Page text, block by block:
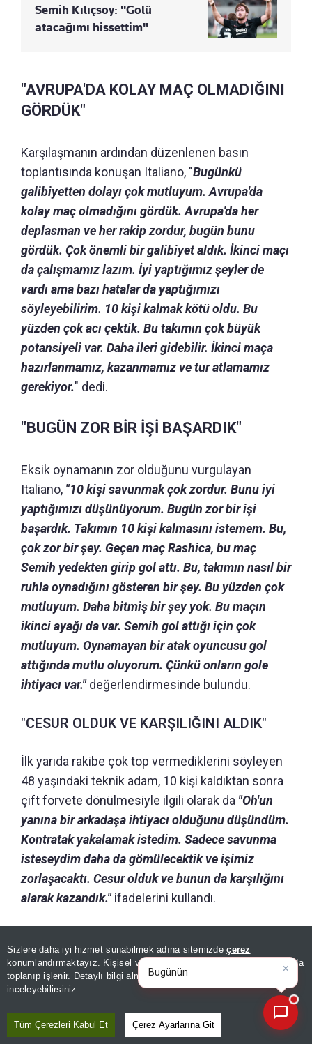
Sizlere daha iyi hizmet sunabilmek adına sitemizdeçerez
konumlandırmaktayız. Kişisel verileriniz, KVKK ve GDPR kapsamında
toplanıp işlenir. Detaylı bilgi almak içinAydınlatma Metnimizi
inceleyebilirsiniz.
Tüm Çerezleri Kabul Et Çerez Ayarlarına Git
Semih Kılıçsoy: "Golü
atacağımı hissettim"
"AVRUPA'DA KOLAY MAÇ OLMADIĞINI
GÖRDÜK"
Karşılaşmanın ardından düzenlenen basın
toplantısında konuşan Italiano, "Bugünkü
galibiyetten dolayı çok mutluyum. Avrupa'da
kolay maç olmadığını gördük. Avrupa'da her
deplasman ve her rakip zordur, bugün bunu
gördük. Çok önemli bir galibiyet aldık. İkinci maçı
da çalışmamız lazım. İyi yaptığımız şeyler de
vardı ama bazı hatalar da yaptığımızı
söyleyebilirim. 10 kişi kalmak kötü oldu. Bu
yüzden çok acı çektik. Bu takımın çok büyük
potansiyeli var. Daha ileri gidebilir. İkinci maça
hazırlanmamız, kazanmamız ve tur atlamamız
gerekiyor." dedi.
"BUGÜN ZOR BİR İŞİ BAŞARDIK"
Eksik oynamanın zor olduğunu vurgulayan
Italiano, "10 kişi savunmak çok zordur. Bunu iyi
yaptığımızı düşünüyorum. Bugün zor bir işi
başardık. Takımın 10 kişi kalmasını istemem. Bu,
çok zor bir şey. Geçen maç Rashica, bu maç
Semih yedekten girip gol attı. Bu, takımın nasıl bir
ruhla oynadığını gösteren bir şey. Bu yüzden çok
mutluyum. Daha bitmiş bir şey yok. Bu maçın
ikinci ayağı da var. Semih gol attığı için çok
mutluyum. Oynamayan bir atak oyuncusu gol
attığında mutlu oluyorum. Çünkü onların gole
ihtiyacı var."değerlendirmesinde bulundu.
"CESUR OLDUK VE KARŞILIĞINI ALDIK"
İlk yarıda rakibe çok top vermediklerini söyleyen
48 yaşındaki teknik adam, 10 kişi kaldıktan sonra
çift forvete dönülmesiyle ilgili olarak da "Oh'un
yanına bir arkadaşa ihtiyacı olduğunu düşündüm.
Kontratak yakalamak istedim. Sadece savunma
isteseydim daha da gömülecektik ve işimiz
zorlaşacaktı. Cesur olduk ve bunun da karşılığını
alarak kazandık."ifadelerini kullandı.
GÜNÜN ÖZETİ
×
Bugünün öne çıkan manşetleri
ve gelişmeleri neler?